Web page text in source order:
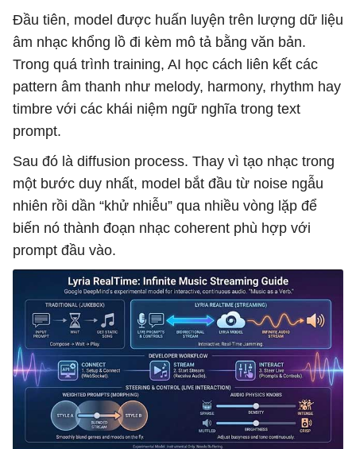
Đầu tiên, model được huấn luyện trên lượng dữ liệu
âm nhạc khổng lồ đi kèm mô tả bằng văn bản.
Trong quá trình training, AI học cách liên kết các
pattern âm thanh như melody, harmony, rhythm hay
timbre với các khái niệm ngữ nghĩa trong text
prompt.
Sau đó là diffusion process. Thay vì tạo nhạc trong
một bước duy nhất, model bắt đầu từ noise ngẫu
nhiên rồi dần “khử nhiễu” qua nhiều vòng lặp để
biến nó thành đoạn nhạc coherent phù hợp với
prompt đầu vào.